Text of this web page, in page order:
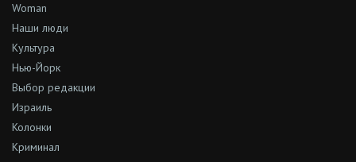
Woman
Наши люди
Культура
Нью-Йорк
Выбор редакции
Израиль
Колонки
Криминал